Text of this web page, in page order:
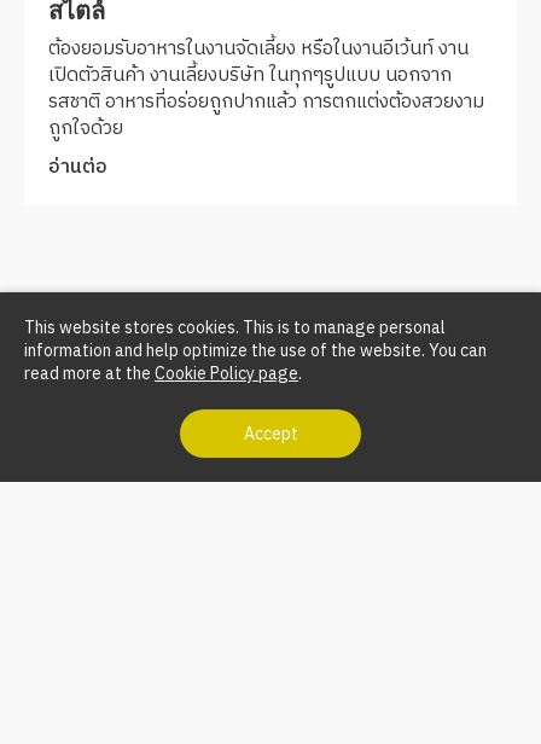
สไตล์
ต้องยอมรับอาหารในงานจัดเลี้ยง หรือในงานอีเว้นท์ งาน
รสชาติ อาหารที่อร่อยถูกปากแล้ว การตกแต่งต้องสวยงาม
อ่านต่อ
This website stores cookies. This is to manage personal
information and help optimize the use of the website. You can
read more at theCookie Policy page.
Accept